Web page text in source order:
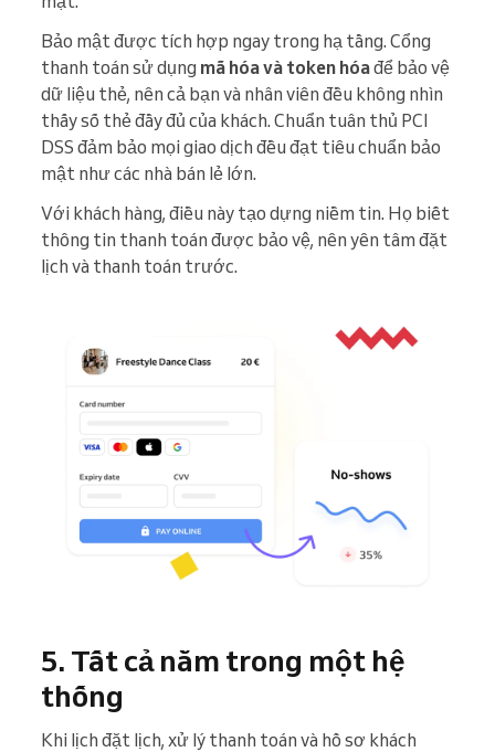
Bảo mật được tích hợp ngay trong hạ tầng. Cổng
thanh toán sử dụng mã hóa và token hóađể bảo vệ
dữ liệu thẻ, nên cả bạn và nhân viên đều không nhìn
thấy số thẻ đầy đủ của khách. Chuẩn tuân thủ PCI
DSS đảm bảo mọi giao dịch đều đạt tiêu chuẩn bảo
mật như các nhà bán lẻ lớn.
Với khách hàng, điều này tạo dựng niềm tin. Họ biết
thông tin thanh toán được bảo vệ, nên yên tâm đặt
lịch và thanh toán trước.
5. Tất cả nằm trong một hệ
thống
Khi lịch đặt lịch, xử lý thanh toán và hồ sơ khách